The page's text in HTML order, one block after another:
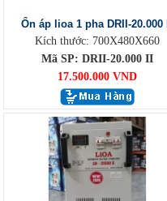
Ổn áp lioa 1 pha DRII-20.000 II
Kích thước: 700X480X660
Mã SP: DRII-20.000 II
17.500.000 VND